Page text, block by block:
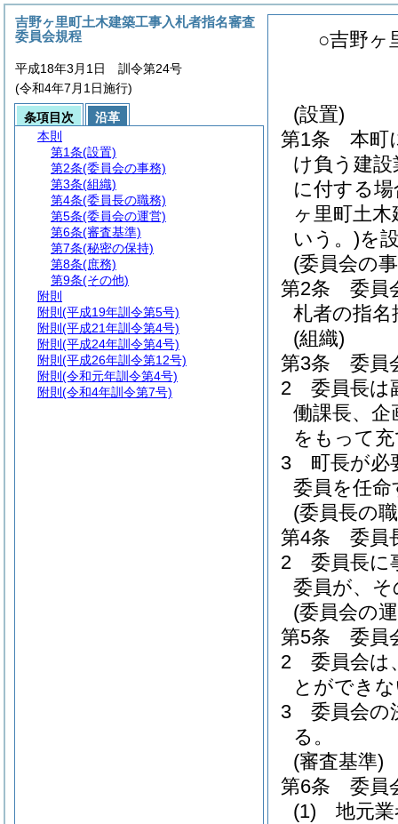
○吉野ヶ
(設置)
第1条
本町
け負う建
に付する
ヶ里町土
いう。)を
(委員会の
第2条
委員
札者の指
(組織)
第3条
委員
2
委員長は
働課長、企
をもって
3
町長が必
委員を任
(委員長の
第4条
委員
2
委員長に
委員が、
(委員会の
第5条
委員
2
委員会は
とができ
3
委員会の
る。
(審査基準)
第6条
委員
(1)
地元
吉野ヶ里町土木建築工事入札者指名審査
委員会規程
平成18年3月1日 訓令第24号
(令和4年7月1日施行)
条項目次
沿革
本則
第1条(設置)
第2条(委員会の事務)
第3条(組織)
第4条(委員長の職務)
第5条(委員会の運営)
第6条(審査基準)
第7条(秘密の保持)
第8条(庶務)
第9条(その他)
附則
附則 (平成19年訓令第5号)
附則 (平成21年訓令第4号)
附則 (平成24年訓令第4号)
附則 (平成26年訓令第12号)
附則 (令和元年訓令第4号)
附則 (令和4年訓令第7号)